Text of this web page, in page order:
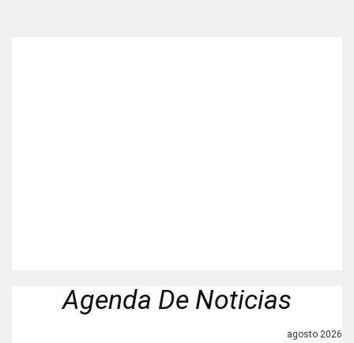
Agenda De Noticias
agosto 2026